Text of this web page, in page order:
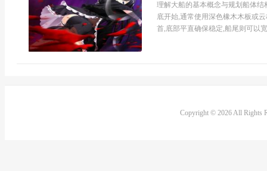
理解大船的基本概念与规划船体
底开始,通常使用深色橡木木板或
首,底部平直确保稳定,船尾则可以
Copyright © 2026 All Rights